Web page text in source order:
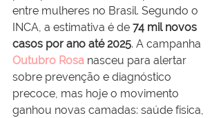
entre mulheres no Brasil. Segundo o
INCA, a estimativa é de 74 mil novos
casos por ano até 2025. A campanha
Outubro Rosa nasceu para alertar
sobre prevenção e diagnóstico
precoce, mas hoje o movimento
ganhou novas camadas: saúde física,